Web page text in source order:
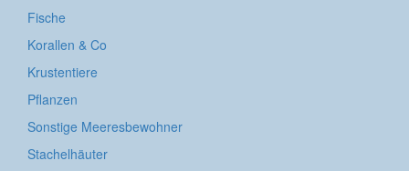
Fische
Korallen & Co
Krustentiere
Pflanzen
Sonstige Meeresbewohner
Stachelhäuter